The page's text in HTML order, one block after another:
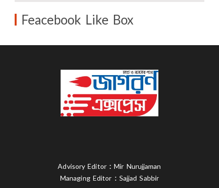
Feacebook Like Box
Advisory Editor : Mir Nurujjaman
Managing Editor : Sajjad Sabbir